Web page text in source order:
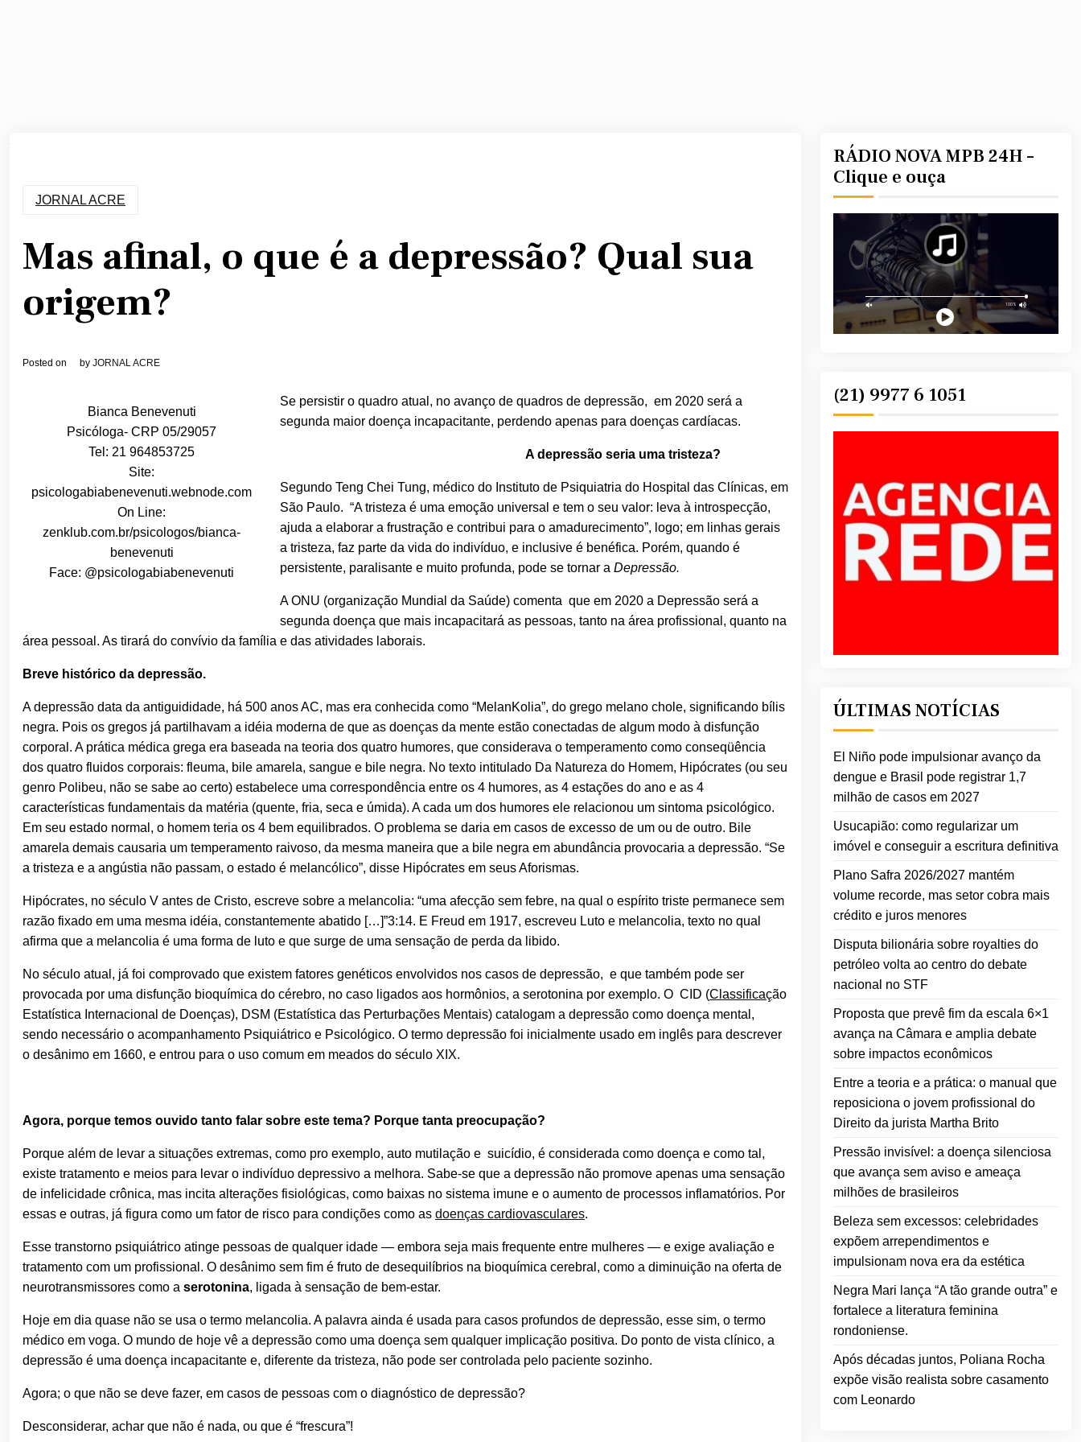
JORNAL ACRE
Mas afinal, o que é a depressão? Qual sua
origem?
Posted on by JORNAL ACRE
Bianca Benevenuti
Psicóloga- CRP 05/29057
Tel: 21 964853725
Site:
psicologabiabenevenuti.webnode.com
On Line:
zenklub.com.br/psicologos/bianca-
benevenuti
Face: @psicologabiabenevenuti
Se persistir o quadro atual, no avanço de quadros de depressão, em 2020 será a
segunda maior doença incapacitante, perdendo apenas para doenças cardíacas.
A depressão seria uma tristeza?
Segundo Teng Chei Tung, médico do Instituto de Psiquiatria do Hospital das Clínicas, em
São Paulo. “A tristeza é uma emoção universal e tem o seu valor: leva à introspecção,
ajuda a elaborar a frustração e contribui para o amadurecimento”, logo; em linhas gerais
a tristeza, faz parte da vida do indivíduo, e inclusive é benéfica. Porém, quando é
persistente, paralisante e muito profunda, pode se tornar a Depressão.
A ONU (organização Mundial da Saúde) comenta que em 2020 a Depressão será a
segunda doença que mais incapacitará as pessoas, tanto na área profissional, quanto na
área pessoal. As tirará do convívio da família e das atividades laborais.
Breve histórico da depressão.
A depressão data da antiguididade, há 500 anos AC, mas era conhecida como “MelanKolia”, do grego melano chole, significando bílis
negra. Pois os gregos já partilhavam a idéia moderna de que as doenças da mente estão conectadas de algum modo à disfunção
corporal. A prática médica grega era baseada na teoria dos quatro humores, que considerava o temperamento como conseqüência
dos quatro fluidos corporais: fleuma, bile amarela, sangue e bile negra. No texto intitulado Da Natureza do Homem, Hipócrates (ou seu
genro Polibeu, não se sabe ao certo) estabelece uma correspondência entre os 4 humores, as 4 estações do ano e as 4
características fundamentais da matéria (quente, fria, seca e úmida). A cada um dos humores ele relacionou um sintoma psicológico.
Em seu estado normal, o homem teria os 4 bem equilibrados. O problema se daria em casos de excesso de um ou de outro. Bile
amarela demais causaria um temperamento raivoso, da mesma maneira que a bile negra em abundância provocaria a depressão. “Se
a tristeza e a angústia não passam, o estado é melancólico”, disse Hipócrates em seus Aforismas.
Hipócrates, no século V antes de Cristo, escreve sobre a melancolia: “uma afecção sem febre, na qual o espírito triste permanece sem
razão fixado em uma mesma idéia, constantemente abatido […]”3:14. E Freud em 1917, escreveu Luto e melancolia, texto no qual
afirma que a melancolia é uma forma de luto e que surge de uma sensação de perda da libido.
No século atual, já foi comprovado que existem fatores genéticos envolvidos nos casos de depressão, e que também pode ser
provocada por uma disfunção bioquímica do cérebro, no caso ligados aos hormônios, a serotonina por exemplo. O CID (Classificação
Estatística Internacional de Doenças), DSM (Estatística das Perturbações Mentais) catalogam a depressão como doença mental,
sendo necessário o acompanhamento Psiquiátrico e Psicológico. O termo depressão foi inicialmente usado em inglês para descrever
o desânimo em 1660, e entrou para o uso comum em meados do século XIX.
Agora, porque temos ouvido tanto falar sobre este tema? Porque tanta preocupação?
Porque além de levar a situações extremas, como pro exemplo, auto mutilação e suicídio, é considerada como doença e como tal,
existe tratamento e meios para levar o indivíduo depressivo a melhora. Sabe-se que a depressão não promove apenas uma sensação
de infelicidade crônica, mas incita alterações fisiológicas, como baixas no sistema imune e o aumento de processos inflamatórios. Por
essas e outras, já figura como um fator de risco para condições como as doenças cardiovasculares.
Esse transtorno psiquiátrico atinge pessoas de qualquer idade — embora seja mais frequente entre mulheres — e exige avaliação e
tratamento com um profissional. O desânimo sem fim é fruto de desequilíbrios na bioquímica cerebral, como a diminuição na oferta de
neurotransmissores como a serotonina, ligada à sensação de bem-estar.
Hoje em dia quase não se usa o termo melancolia. A palavra ainda é usada para casos profundos de depressão, esse sim, o termo
médico em voga. O mundo de hoje vê a depressão como uma doença sem qualquer implicação positiva. Do ponto de vista clínico, a
depressão é uma doença incapacitante e, diferente da tristeza, não pode ser controlada pelo paciente sozinho.
Agora; o que não se deve fazer, em casos de pessoas com o diagnóstico de depressão?
Desconsiderar, achar que não é nada, ou que é “frescura”!
RÁDIO NOVA MPB 24H –
Clique e ouça
(21) 9977 6 1051
ÚLTIMAS NOTÍCIAS
El Niño pode impulsionar avanço da
dengue e Brasil pode registrar 1,7
milhão de casos em 2027
Usucapião: como regularizar um
imóvel e conseguir a escritura definitiva
Plano Safra 2026/2027 mantém
volume recorde, mas setor cobra mais
crédito e juros menores
Disputa bilionária sobre royalties do
petróleo volta ao centro do debate
nacional no STF
Proposta que prevê fim da escala 6×1
avança na Câmara e amplia debate
sobre impactos econômicos
Entre a teoria e a prática: o manual que
reposiciona o jovem profissional do
Direito da jurista Martha Brito
Pressão invisível: a doença silenciosa
que avança sem aviso e ameaça
milhões de brasileiros
Beleza sem excessos: celebridades
expõem arrependimentos e
impulsionam nova era da estética
Negra Mari lança “A tão grande outra” e
fortalece a literatura feminina
rondoniense.
Após décadas juntos, Poliana Rocha
expõe visão realista sobre casamento
com Leonardo